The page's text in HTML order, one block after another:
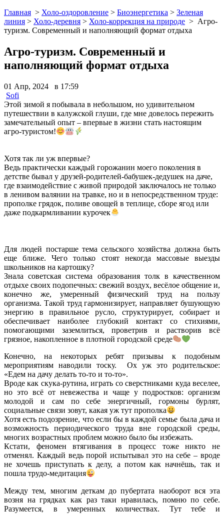
Главная > Холо-оздоровление > Биоэнергетика > Зеленая
линия > Холо-деревня > Холо-коррекция на природе > Агро-
туризм. Современный и наполняющий формат отдыха
Агро-туризм. Современный и
наполняющий формат отдыха
01 Апр, 2024 в 17:59
Sofi
Этой зимой я побывала в небольшом, но удивительном
путешествии в калужской глуши, где мне довелось пережить
замечательный опыт – впервые в жизни стать настоящим
агро-туристом!
Хотя так ли уж впервые?
Ведь практически каждый горожанин моего поколения в
детстве бывал у друзей-родителей-бабушек-дедушек на даче,
где взаимодействие с живой природой заключалось не только
в ленивом валянии на травке, но и в непосредственном труде:
прополке грядок, поливе овощей в теплице, сборе ягод или
даже подкармливании курочек
Для людей постарше тема сельского хозяйства должна быть
еще ближе. Чего только стоят некогда массовые выезды
школьников на картошку?
Знала советская система образования толк в качественном
отдыхе своих подопечных: свежий воздух, весёлое общение и,
конечно же, умеренный физический труд на пользу
организма. Такой труд гармонизирует, направляет бушующую
энергию в правильное русло, структурирует, собирает и
обеспечивает наиболее глубокий контакт со стихиями,
помогающими заземлиться, проветрив и растворив всё
грязное, накопленное в плотной городской среде
Конечно, на некоторых ребят призывы к подобным
мероприятиям наводили тоску.
Ох уж это родительское:
«Едем на дачу делать то-то и то-то».
Вроде как скука-рутина, играть со сверстниками куда веселее,
но это всё от невежества и чаще у подростков: организм
молодой и сам по себе энергичный, гормоны бурлят,
социальные связи зовут, какая уж тут прополка
Хотя есть подозрение, что если бы в каждой семье была дача и
возможность периодического труда вне городской среды,
многих возрастных проблем можно было бы избежать.
Кстати, феномен втягивания в процесс тоже никто не
отменял. Каждый ведь порой испытывал это на себе – вроде
не хочешь приступать к делу, а потом как начнёшь, так и
пошла трудо-медитация
Между тем, многим деткам до пубертата наоборот вся эта
возня на грядках как раз таки нравилась, помню по себе.
Разумеется, в умеренных количествах. Тут тебе и